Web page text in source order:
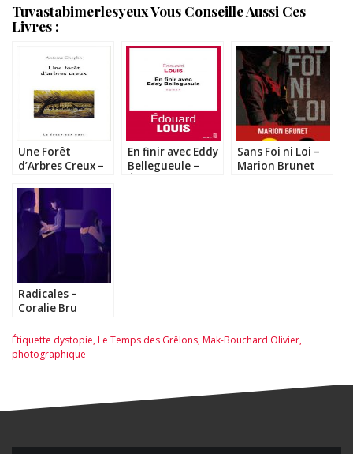
Tuvastabimerlesyeux Vous Conseille Aussi Ces
Livres :
Une Forêt
d’Arbres Creux –
#MRL2015
En finir avec Eddy
Bellegueule –
Sans Foi ni Loi –
Marion Brunet
Radicales –
Coralie Bru
Étiquette dystopie,Le Temps des Grêlons,Mak-Bouchard Olivier,
photographique